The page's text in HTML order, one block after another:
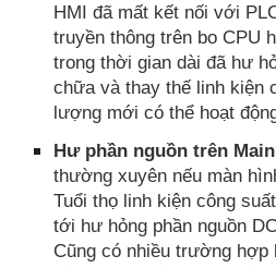
HMI đã mất kết nối với
truyền thông trên bo CPU
trong thời gian dài đã hư
chữa và thay thế linh kiện
lượng mới có thể hoạt
Hư phần nguồn trên
thường xuyên nếu màn
Tuổi thọ linh kiện công
tới hư hỏng phần nguồn
Cũng có nhiều trường hợp